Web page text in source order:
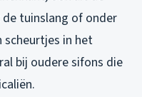
tuinslang of onder
scheurtjes in het
bij oudere sifons die